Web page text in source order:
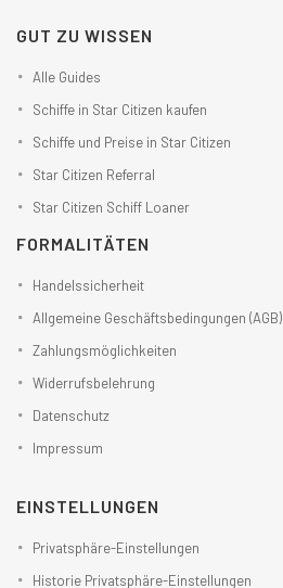
GUT ZU WISSEN
Alle Guides
Schiffe in Star Citizen kaufen
Schiffe und Preise in Star Citizen
Star Citizen Referral
Star Citizen Schiff Loaner
FORMALITÄTEN
Handelssicherheit
Allgemeine Geschäftsbedingungen (AGB)
Zahlungsmöglichkeiten
Widerrufsbelehrung
Datenschutz
Impressum
EINSTELLUNGEN
Privatsphäre-Einstellungen
Historie Privatsphäre-Einstellungen